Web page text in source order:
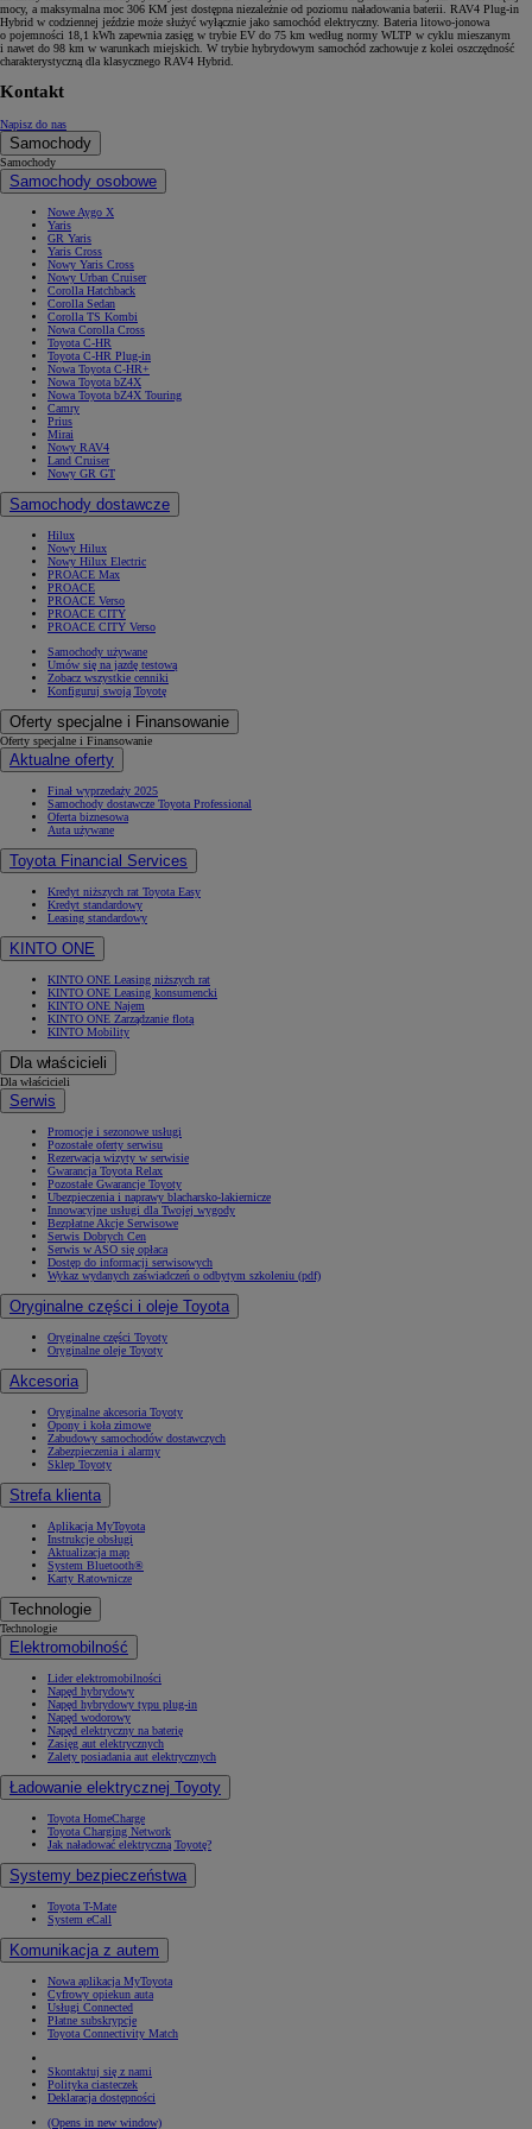
mocy, a maksymalna moc 306 KM jest dostępna niezależnie od poziomu naładowania baterii. RAV4 Plug-in
Hybrid w codziennej jeździe może służyć wyłącznie jako samochód elektryczny. Bateria litowo-jonowa
o pojemności 18,1 kWh zapewnia zasięg w trybie EV do 75 km według normy WLTP w cyklu mieszanym
i nawet do 98 km w warunkach miejskich. W trybie hybrydowym samochód zachowuje z kolei oszczędność
charakterystyczną dla klasycznego RAV4 Hybrid.
Kontakt
Napisz do nas
Samochody
Samochody
Samochody osobowe
Nowe Aygo X
Yaris
GR Yaris
Yaris Cross
Nowy Yaris Cross
Nowy Urban Cruiser
Corolla Hatchback
Corolla Sedan
Corolla TS Kombi
Nowa Corolla Cross
Toyota C-HR
Toyota C-HR Plug-in
Nowa Toyota C-HR+
Nowa Toyota bZ4X
Nowa Toyota bZ4X Touring
Camry
Prius
Mirai
Nowy RAV4
Land Cruiser
Nowy GR GT
Samochody dostawcze
Hilux
Nowy Hilux
Nowy Hilux Electric
PROACE Max
PROACE
PROACE Verso
PROACE CITY
PROACE CITY Verso
Samochody używane
Umów się na jazdę testową
Zobacz wszystkie cenniki
Konfiguruj swoją Toyotę
Oferty specjalne i Finansowanie
Oferty specjalne i Finansowanie
Aktualne oferty
Finał wyprzedaży 2025
Samochody dostawcze Toyota Professional
Oferta biznesowa
Auta używane
Toyota Financial Services
Kredyt niższych rat Toyota Easy
Kredyt standardowy
Leasing standardowy
KINTO ONE
KINTO ONE Leasing niższych rat
KINTO ONE Leasing konsumencki
KINTO ONE Najem
KINTO ONE Zarządzanie flotą
KINTO Mobility
Dla właścicieli
Dla właścicieli
Serwis
Promocje i sezonowe usługi
Pozostałe oferty serwisu
Rezerwacja wizyty w serwisie
Gwarancja Toyota Relax
Pozostałe Gwarancje Toyoty
Ubezpieczenia i naprawy blacharsko-lakiernicze
Innowacyjne usługi dla Twojej wygody
Bezpłatne Akcje Serwisowe
Serwis Dobrych Cen
Serwis w ASO się opłaca
Dostęp do informacji serwisowych
Wykaz wydanych zaświadczeń o odbytym szkoleniu (pdf)
Oryginalne części i oleje Toyota
Oryginalne części Toyoty
Oryginalne oleje Toyoty
Akcesoria
Oryginalne akcesoria Toyoty
Opony i koła zimowe
Zabudowy samochodów dostawczych
Zabezpieczenia i alarmy
Sklep Toyoty
Strefa klienta
Aplikacja MyToyota
Instrukcje obsługi
Aktualizacja map
System Bluetooth®
Karty Ratownicze
Technologie
Technologie
Elektromobilność
Lider elektromobilności
Napęd hybrydowy
Napęd hybrydowy typu plug-in
Napęd wodorowy
Napęd elektryczny na baterię
Zasięg aut elektrycznych
Zalety posiadania aut elektrycznych
Ładowanie elektrycznej Toyoty
Toyota HomeCharge
Toyota Charging Network
Jak naładować elektryczną Toyotę?
Systemy bezpieczeństwa
Toyota T-Mate
System eCall
Komunikacja z autem
Nowa aplikacja MyToyota
Cyfrowy opiekun auta
Usługi Connected
Płatne subskrypcje
Toyota Connectivity Match
Skontaktuj się z nami
Polityka ciasteczek
Deklaracja dostępności
(Opens in new window)